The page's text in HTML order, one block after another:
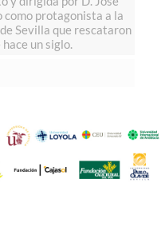
como protagonista a la
Sevilla que rescataron
un siglo.